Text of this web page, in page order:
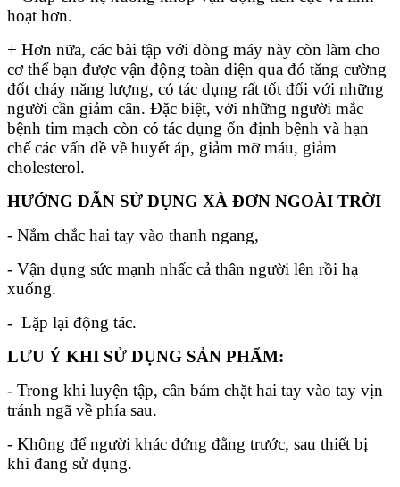
hoạt hơn.
+ Hơn nữa, các bài tập với dòng máy này còn làm cho
cơ thể bạn được vận động toàn diện qua đó tăng cường
đốt cháy năng lượng, có tác dụng rất tốt đối với những
người cần giảm cân. Đặc biệt, với những người mắc
bệnh tim mạch còn có tác dụng ổn định bệnh và hạn
chế các vấn đề về huyết áp, giảm mỡ máu, giảm
cholesterol.
HƯỚNG DẪN SỬ DỤNG XÀ ĐƠN NGOÀI TRỜI
- Nắm chắc hai tay vào thanh ngang,
- Vận dụng sức mạnh nhấc cả thân người lên rồi hạ
xuống.
- Lặp lại động tác.
LƯU Ý KHI SỬ DỤNG SẢN PHẨM:
- Trong khi luyện tập, cần bám chặt hai tay vào tay vịn
tránh ngã về phía sau.
- Không để người khác đứng đằng trước, sau thiết bị
khi đang sử dụng.